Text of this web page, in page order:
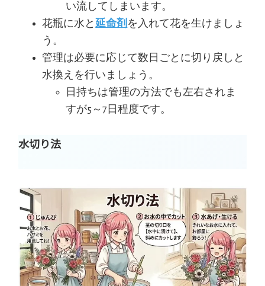
い流してしまいます。
花瓶に水と 延命剤 を入れて花を生けましょ
う。
管理は必要に応じて数日ごとに切り戻しと
水換えを行いましょう。
日持ちは管理の方法でも左右されま
すが5～7日程度です。
水切り法